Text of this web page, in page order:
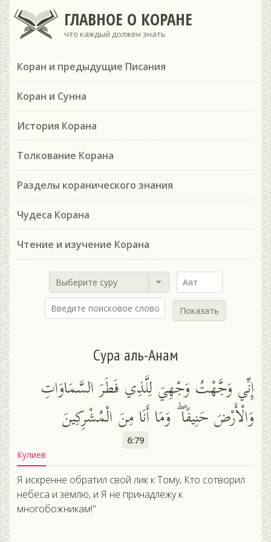
ГЛАВНОЕ О КОРАНЕ
что каждый должен знать
Коран и предыдущие Писания
Коран и Сунна
История Корана
Толкование Корана
Разделы коранического знания
Чудеса Корана
Чтение и изучение Корана
Выберите суру
Показать
Сура аль-Анам
إِنِّي وَجَّهْتُ وَجْهِيَ لِلَّذِي فَطَرَ السَّمَاوَاتِ
وَالْأَرْضَ حَنِيفًا ۖ وَمَا أَنَا مِنَ الْمُشْرِكِينَ
6:79
Кулиев
Я искренне обратил свой лик к Тому, Кто сотворил
небеса и землю, и Я не принадлежу к
многобожникам!"